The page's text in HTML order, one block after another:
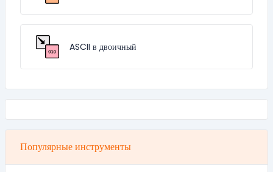
ASCII в двоичный
Популярные инструменты